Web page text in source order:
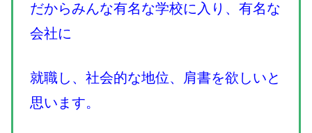
だからみんな有名な学校に入り、有名な
会社に
就職し、社会的な地位、肩書を欲しいと
思います。